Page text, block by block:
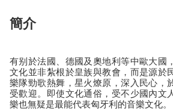
簡介
有别於法國、德國及奧地利等中歐大國
文化並非紮根於皇族與教會，而是源於
樂隊勁歌熱舞，星火燎原，深入民心，
受歡迎。即使文化通俗，受不少國內文
樂也無疑是最能代表匈牙利的音樂文化。